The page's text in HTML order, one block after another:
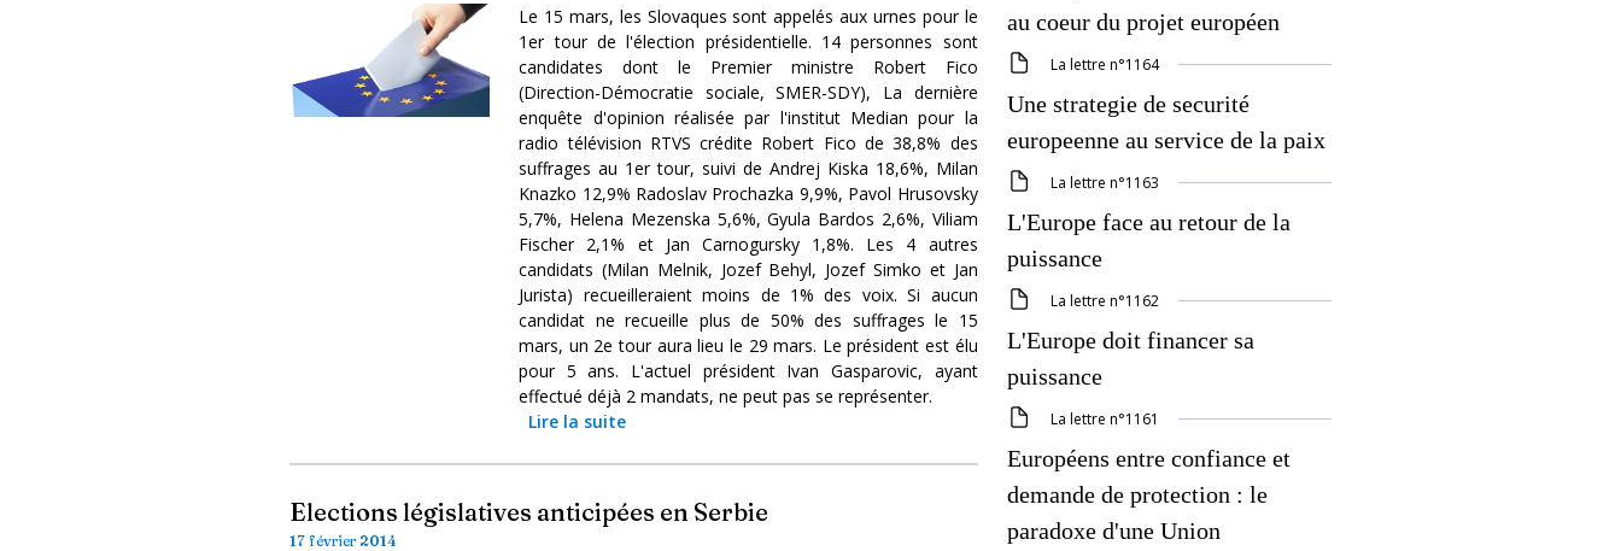
Le 15 mars, les Slovaques sont appelés aux urnes pour le
1er tour de l'élection présidentielle. 14 personnes sont
candidates dont le Premier ministre Robert Fico
(Direction-Démocratie sociale, SMER-SDY), La dernière
enquête d'opinion réalisée par l'institut Median pour la
radio télévision RTVS crédite Robert Fico de 38,8% des
suffrages au 1er tour, suivi de Andrej Kiska 18,6%, Milan
Knazko 12,9% Radoslav Prochazka 9,9%, Pavol Hrusovsky
5,7%, Helena Mezenska 5,6%, Gyula Bardos 2,6%, Viliam
Fischer 2,1% et Jan Carnogursky 1,8%. Les 4 autres
candidats (Milan Melnik, Jozef Behyl, Jozef Simko et Jan
Jurista) recueilleraient moins de 1% des voix. Si aucun
candidat ne recueille plus de 50% des suffrages le 15
mars, un 2e tour aura lieu le 29 mars. Le président est élu
pour 5 ans. L'actuel président Ivan Gasparovic, ayant
effectué déjà 2 mandats, ne peut pas se représenter.
Lire la suite
Elections législatives anticipées en Serbie
17 février 2014
au coeur du projet européen
La lettre n°1164
Une strategie de securité
europeenne au service de la paix
La lettre n°1163
L'Europe face au retour de la
puissance
La lettre n°1162
L'Europe doit financer sa
puissance
La lettre n°1161
Européens entre confiance et
demande de protection : le
paradoxe d'une Union